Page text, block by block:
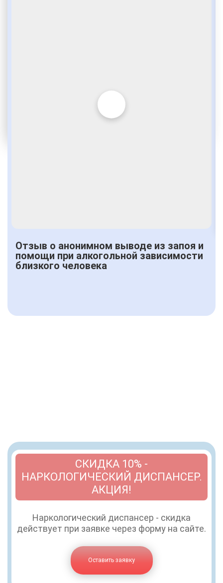
Отзыв о анонимном выводе из запоя и
помощи при алкогольной зависимости
близкого человека
СКИДКА 10% -
НАРКОЛОГИЧЕСКИЙ ДИСПАНСЕР.
АКЦИЯ!
Наркологический диспансер - скидка
действует при заявке через форму на сайте.
Оставить заявку